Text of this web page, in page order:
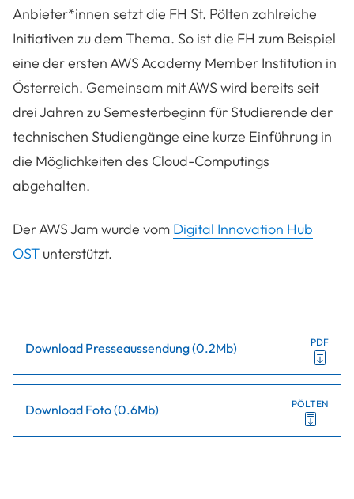
Anbieter*innen setzt die FH St. Pölten zahlreiche
Initiativen zu dem Thema. So ist die FH zum Beispiel
eine der ersten AWS Academy Member Institution in
Österreich. Gemeinsam mit AWS wird bereits seit
drei Jahren zu Semesterbeginn für Studierende der
technischen Studiengänge eine kurze Einführung in
die Möglichkeiten des Cloud-Computings
abgehalten.
Der AWS Jam wurde vom Digital Innovation Hub
OST unterstützt.
Download Presseaussendung(0.2Mb) PDF
Download Foto(0.6Mb) PÖLTEN